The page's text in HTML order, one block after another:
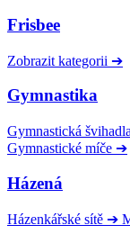
Frisbee
Zobrazit kategorii ➔
Gymnastika
Gymnastická švihadla
Gymnastické míče ➔
Házená
Házenkářské sítě ➔